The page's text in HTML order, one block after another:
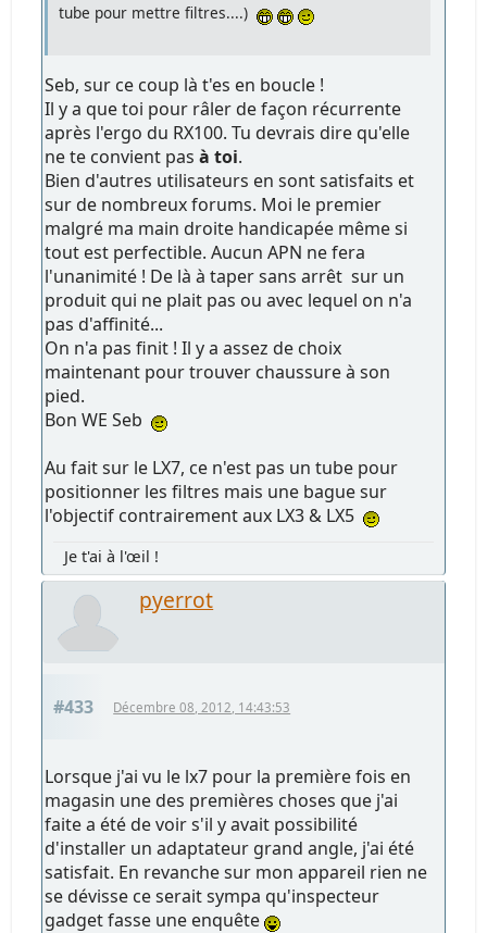
tube pour mettre filtres....)
Seb, sur ce coup là t'es en boucle !
Il y a que toi pour râler de façon récurrente
après l'ergo du RX100. Tu devrais dire qu'elle
ne te convient pasà toi.
Bien d'autres utilisateurs en sont satisfaits et
sur de nombreux forums. Moi le premier
malgré ma main droite handicapée même si
tout est perfectible. Aucun APN ne fera
l'unanimité ! De là à taper sans arrêt sur un
produit qui ne plait pas ou avec lequel on n'a
pas d'affinité...
On n'a pas finit ! Il y a assez de choix
maintenant pour trouver chaussure à son
pied.
Bon WE Seb
Au fait sur le LX7, ce n'est pas un tube pour
positionner les filtres mais une bague sur
l'objectif contrairement aux LX3 & LX5
Je t'ai à l'œil !
pyerrot
#433 Décembre 08, 2012, 14:43:53
Lorsque j'ai vu le lx7 pour la première fois en
magasin une des premières choses que j'ai
faite a été de voir s'il y avait possibilité
d'installer un adaptateur grand angle, j'ai été
satisfait. En revanche sur mon appareil rien ne
se dévisse ce serait sympa qu'inspecteur
gadget fasse une enquête